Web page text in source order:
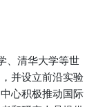
流动，实现
力于科技发